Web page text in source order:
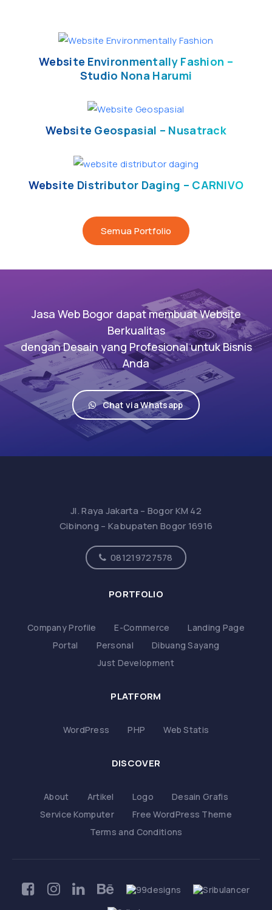
Website Environmentally Fashion –
Studio Nona Harumi
Website Geospasial – Nusatrack
Website Distributor Daging – CARNIVO
Semua Portfolio
Jasa Web Bogor dapat membuat Website
Berkualitas
dengan Desain yang Profesional untuk Bisnis
Anda
Chat via Whatsapp
Jl. Raya Jakarta – Bogor KM 42
Cibinong – Kabupaten Bogor 16916
081219727578
PORTFOLIO
Company Profile E-Commerce
Landing Page
Portal
Personal
Dibuang Sayang
Just Development
PLATFORM
WordPress PHP Web Statis
DISCOVER
About Artikel Logo
Desain Grafis
Service Komputer
Free WordPress Theme
Terms and Conditions